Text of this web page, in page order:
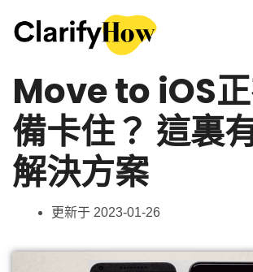
Move to iOS
備卡住？ 這裏
解決方案
更新于 2023-01-26